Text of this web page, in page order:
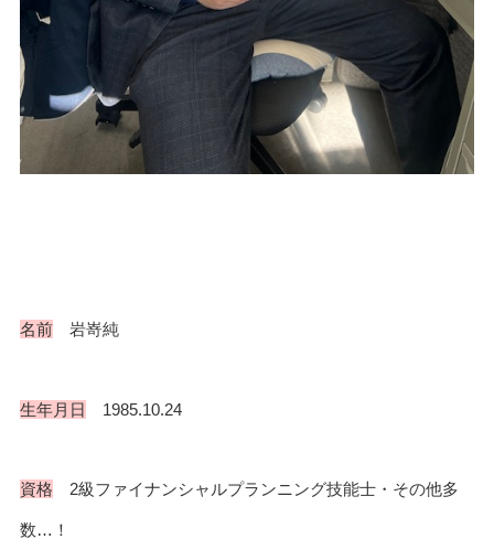
名前岩嵜純
生年月日 1985.10.24
資格 2級ファイナンシャルプランニング技能士・その他多
数…！